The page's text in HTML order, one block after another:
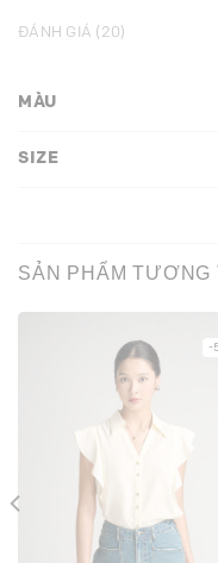
ĐÁNH GIÁ (20)
MÀU
SIZE
SẢN PHẨM TƯƠNG
-